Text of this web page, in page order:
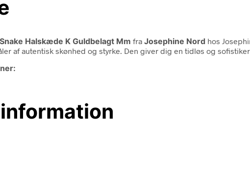
Halskæde K Guldbelagt Mm fra Josephine Nord hos
af autentisk skønhed og styrke. Den giver dig en tidløs og